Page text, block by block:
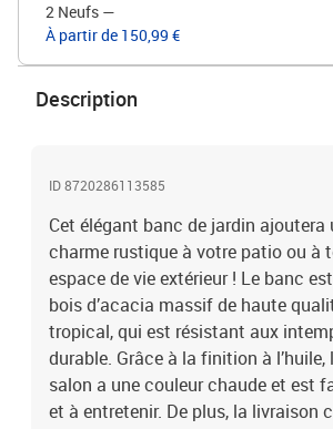
2 Neufs —
À partir de 150,99 €
Description
ID 8720286113585
Cet élégant banc de jardin ajoutera
charme rustique à votre patio ou à
espace de vie extérieur ! Le banc
bois d’acacia massif de haute
tropical, qui est résistant aux
durable. Grâce à la finition à l’huile,
salon a une couleur chaude et est
et à entretenir. De plus, la livraison